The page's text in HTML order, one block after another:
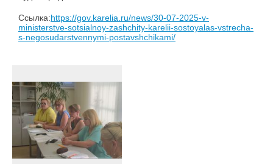
Ссылка:https://gov.karelia.ru/news/30-07-2025-v-
ministerstve-sotsialnoy-zashchity-karelii-sostoyalas-vstrecha-
s-negosudarstvennymi-postavshchikami/